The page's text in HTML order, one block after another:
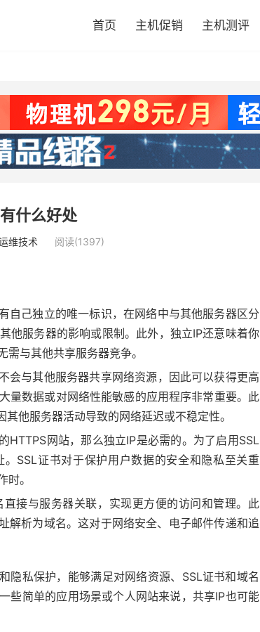
首页 主机促销 主机测评
什么好处
维技术 阅读(1397)
自己独立的唯一标识，在网络中与其他服务器区分
他服务器的影响或限制。此外，独立IP还意味着你
与其他共享服务器竞争。
会与其他服务器共享网络资源，因此可以获得更高
量数据或对网络性能敏感的应用程序非常重要。此
他服务器活动导致的网络延迟或不稳定性。
HTTPS网站，那么独立IP是必需的。为了启用SSL
SSL证书对于保护用户数据的安全和隐私至关重
。
接与服务器关联，实现更方便的访问和管理。此
解析为域名。这对于网络安全、电子邮件传递和追
隐私保护，能够满足对网络资源、SSL证书和域名
些简单的应用场景或个人网站来说，共享IP也可能